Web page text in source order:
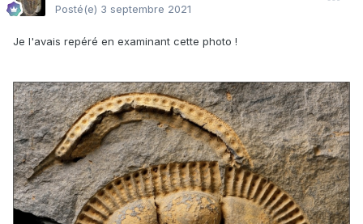
Posté(e) 3 septembre 2021
Je l'avais repéré en examinant cette photo !